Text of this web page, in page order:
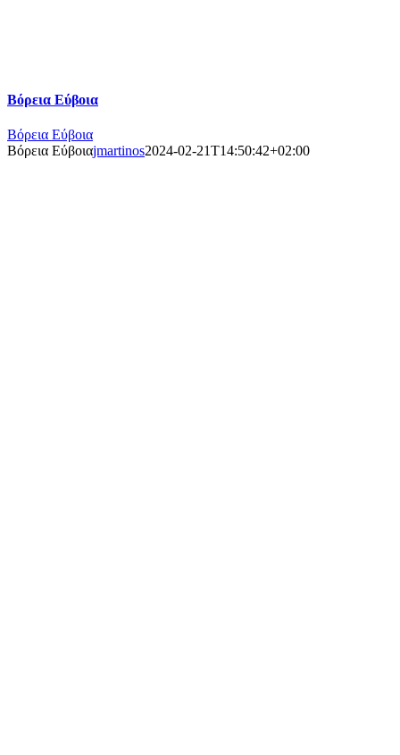
Βόρεια Εύβοια
Βόρεια Εύβοια
Βόρεια Εύβοιαjmartinos2024-02-21T14:50:42+02:00